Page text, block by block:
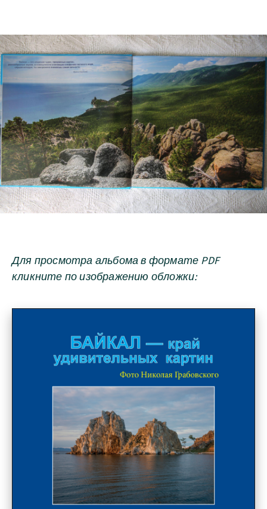
Для просмотра альбома в формате PDF
кликните по изображению обложки: